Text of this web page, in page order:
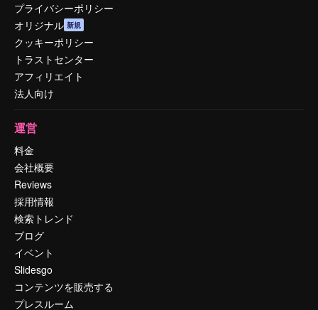
プライバシーポリシー
オリジナル 新規
クッキーポリシー
トラストセンター
アフィリエイト
法人向け
運営
料金
会社概要
Reviews
採用情報
検索トレンド
ブログ
イベント
Slidesgo
コンテンツを販売する
プレスルーム